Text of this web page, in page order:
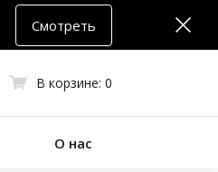
Смотреть
В корзине: 0
О нас